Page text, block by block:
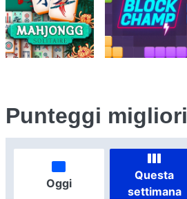
Punteggi migliori
Oggi
Questa
settimana